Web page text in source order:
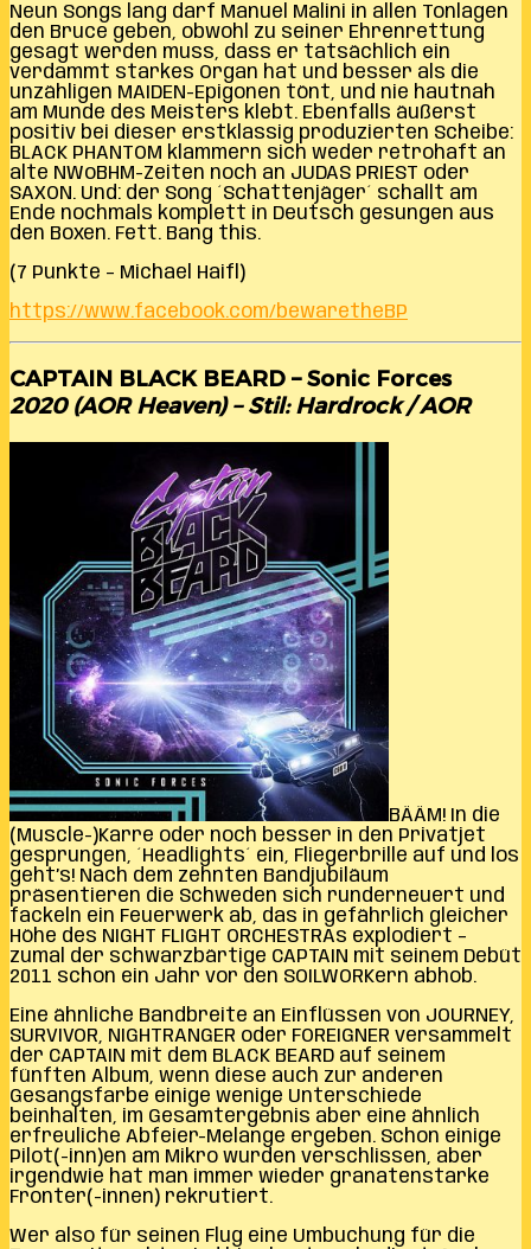
Neun Songs lang darf Manuel Malini in allen Tonlagen
den Bruce geben, obwohl zu seiner Ehrenrettung
gesagt werden muss, dass er tatsächlich ein
verdammt starkes Organ hat und besser als die
unzähligen MAIDEN-Epigonen tönt, und nie hautnah
am Munde des Meisters klebt. Ebenfalls äußerst
positiv bei dieser erstklassig produzierten Scheibe:
BLACK PHANTOM klammern sich weder retrohaft an
alte NWoBHM-Zeiten noch an JUDAS PRIEST oder
SAXON. Und: der Song ´Schattenjäger´ schallt am
Ende nochmals komplett in Deutsch gesungen aus
den Boxen. Fett. Bang this.
(7 Punkte – Michael Haifl)
https://www.facebook.com/bewaretheBP
CAPTAIN BLACK BEARD – Sonic Forces
2020 (AOR Heaven) – Stil: Hardrock / AOR
BÄÄM! In die
(Muscle-)Karre oder noch besser in den Privatjet
gesprungen, ´Headlights´ ein, Fliegerbrille auf und los
geht’s! Nach dem zehnten Bandjubiläum
präsentieren die Schweden sich runderneuert und
fackeln ein Feuerwerk ab, das in gefährlich gleicher
Höhe des NIGHT FLIGHT ORCHESTRAs explodiert –
zumal der schwarzbärtige CAPTAIN mit seinem Debüt
2011 schon ein Jahr vor den SOILWORKern abhob.
Eine ähnliche Bandbreite an Einflüssen von JOURNEY,
SURVIVOR, NIGHTRANGER oder FOREIGNER versammelt
der CAPTAIN mit dem BLACK BEARD auf seinem
fünften Album, wenn diese auch zur anderen
Gesangsfarbe einige wenige Unterschiede
beinhalten, im Gesamtergebnis aber eine ähnlich
erfreuliche Abfeier-Melange ergeben. Schon einige
Pilot(-inn)en am Mikro wurden verschlissen, aber
irgendwie hat man immer wieder granatenstarke
Fronter(-innen) rekrutiert.
Wer also für seinen Flug eine Umbuchung für die